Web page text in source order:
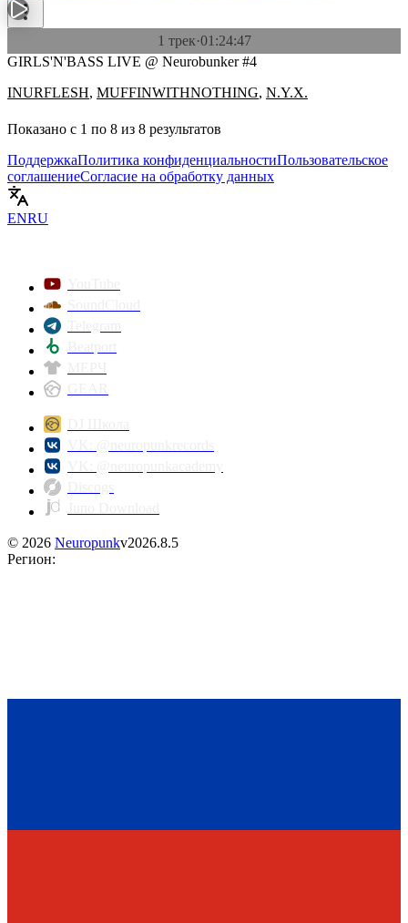
1 трек·01:24:47
GIRLS'N'BASS LIVE @ Neurobunker #4
INURFLESH, MUFFINWITHNOTHING, N.Y.X.
Показано с 1 по 8 из 8 результатов
ПоддержкаПолитика конфиденциальностиПользовательское
соглашениеСогласие на обработку данных
ENRU
© 2026 Neuropunkv2026.8.5
Регион: